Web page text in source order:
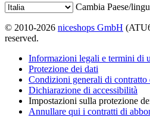
Cambia Paese/
© 2010-2026 niceshops GmbH
reserved.
Informazioni legali e termini di
Protezione dei dati
Condizioni generali di
Dichiarazione di accessibilità
Impostazioni sulla protezione
Annullare qui i contratti di